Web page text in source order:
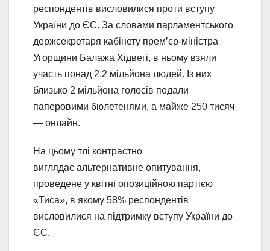
респондентів висловилися проти вступу
України до ЄС. За словами парламентського
держсекретаря кабінету премʼєр-міністра
Угорщини Балажа Хідвегі, в ньому взяли
участь понад 2,2 мільйона людей. Із них
близько 2 мільйона голосів подали
паперовими бюлетенями, а майже 250 тисяч
— онлайн.
На цьому тлі контрастно
виглядає альтернативне опитування,
проведене у квітні опозиційною партією
«Тиса», в якому 58% респондентів
висловилися на підтримку вступу України до
ЄС.